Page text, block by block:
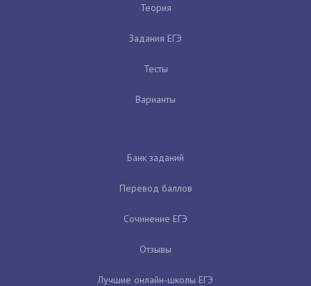
Теория
Задания ЕГЭ
Тесты
Варианты
Банк заданий
Перевод баллов
Сочинение ЕГЭ
Отзывы
Лучшие онлайн-школы ЕГЭ